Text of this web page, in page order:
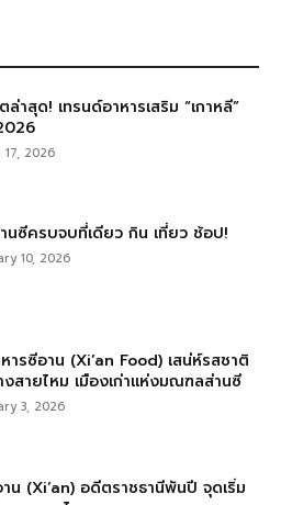
ล่าสุด! เทรนด์อาหารเสริม “เกาหลี”
17, 2026
นซีครบจบที่เดียว กิน เที่ยว ช้อป!
10, 2026
ารซีอาน (Xi’an Food) เสน่ห์รสชาติ
งสายไหม เมืองเก่าแห่งมณฑลส่านซี
3, 2026
น (Xi’an) อดีตราชธานีพันปี จุดเริ่ม